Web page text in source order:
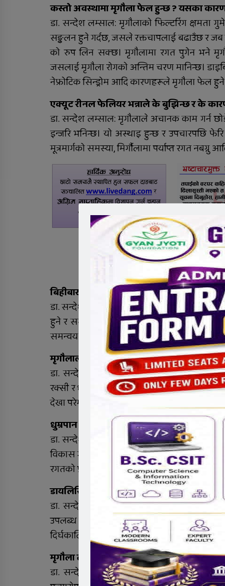
कस्तो अवस्थामा मृगौला फेल हुन्छ ? यसका
डा. सन्देश लम्साल: मृगौलाको फिल्टरिंग क्षमता
सङ्कलन हुने गर्दछ, जसले रक्तचापलाई बढाउँछ र
को रुप लिन सक्छ। मृगौलामा रगत पुगेन भने
जसलाई मृगौला रोगको अन्तिम चरण मानिन्छ।
नेफ्रोटिक सिन्ड्रोम आदि कारणहरूले मृगौला फेल हुने
एक्यूट रीनल फेलियर भन्नाले के बुझिन्छ र के
डा. सन्देश लम्साल: मृगौलाले अचानक काम गर्न
इन्जरि भनिन्छ। यो अस्थाइ हुन्छ र उपचारपछि
मूत्रमार्गको समस्या, मिर्गौलामा पर्याप्त रगत
बिहीबार १४ मार्च अर्थात विश्व मृगौला दिवस
डा. सन्देश लम्साल: विश्व मृगौला दिवसको दिनमा
हुने र समाजमा मृगौला रोगको बारेमा चेतना
समन्वय गरिने कारणले यो दिन निकै महत्वपूर्ण
मृगौलालाई स्वस्थ राख्नका लागि केहि सुझाव
डा. सन्देश लम्साल: मृगौलालाई स्वस्थ राख्नका
रक्सी र धुम्रपान सेवन नगर्ने, स्वस्थ आहार खाने र
देखा परेमा तुरून्तै चिकित्सकको परामर्श लिनुपर्छ।
धुम्रपान र मृगौला रोगको बीचमा सम्बन्ध कस्तो छ?
डा. सन्देश लम्साल: धुम्रपानले मृगौलालाई धेरै
विकास गर्ने जोखिम बढाउन सक्छ। साथै धुम्रपानले
रगतको प्रवाह कम हुन जान्छ र समयसँगै मृगौलालाई
डायलिसिस र मृगौला प्रत्यारोपणको बीचमा कुन
डा. सन्देश लम्साल: चिकित्सा क्षेत्रमा
उपलब्ध छन्। डायलिसिसले मृगौला रोगीहरूलाई
दिर्घकालिन समाधानको रुपमा लिइन्छ।
मृगौला दान गर्ने वा मृगौला प्राप्त गर्ने विषयमा
डा. सन्देश लम्साल: मृगौला प्रत्यारोपण मृगौला